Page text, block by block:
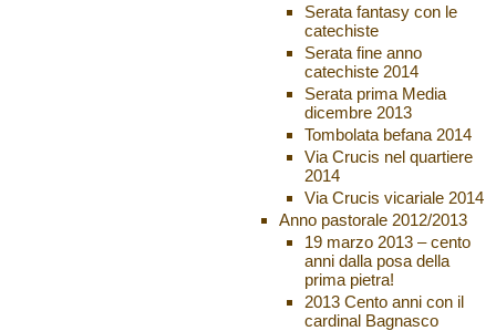
Serata fantasy con le
catechiste
Serata fine anno
catechiste 2014
Serata prima Media
dicembre 2013
Tombolata befana 2014
Via Crucis nel quartiere
2014
Via Crucis vicariale 2014
Anno pastorale 2012/2013
19 marzo 2013 – cento
anni dalla posa della
prima pietra!
2013 Cento anni con il
cardinal Bagnasco